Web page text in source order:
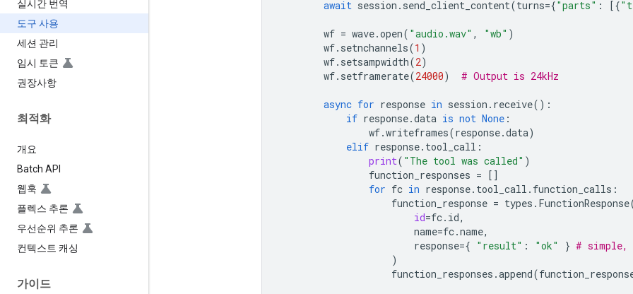
실시간 번역
도구 사용
세션 관리
임시 토큰
권장사항
최적화
개요
Batch API
웹훅
플렉스 추론
우선순위 추론
컨텍스트 캐싱
가이드
await session . send_client_content(turns={"parts" : [{
wf = wave.open( "audio.wav" , "wb" )
wf. setnchannels(1 )
wf. setsampwidth(2)
wf. setframerate(24000) # Output is 24kHz
async for response in session . receive():
if response.data is not None :
wf.writeframes(response.data)
elif response. tool_call :
print( "The tool was called" )
function_responses = []
for fc in response. tool_call . function_calls :
function_response = types . FunctionResponse
id=fc. id,
name=fc.name,
response={ "result" : "ok" } # simple,
)
function_responses .append(